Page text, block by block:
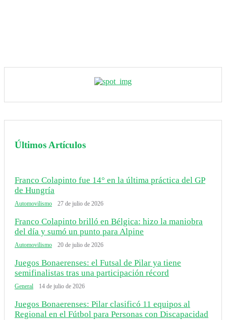
Últimos Artículos
Franco Colapinto fue 14° en la última práctica del GP
de Hungría
Automovilismo 27 de julio de 2026
Franco Colapinto brilló en Bélgica: hizo la maniobra
del día y sumó un punto para Alpine
Automovilismo 20 de julio de 2026
Juegos Bonaerenses: el Futsal de Pilar ya tiene
semifinalistas tras una participación récord
General 14 de julio de 2026
Juegos Bonaerenses: Pilar clasificó 11 equipos al
Regional en el Fútbol para Personas con Discapacidad